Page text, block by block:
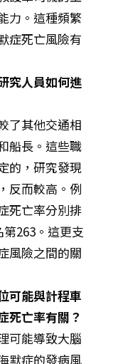
力 。這種頻繁
症死亡風險有
究人員如何進
了其他交通相
船長 。這些職
的 ，研究發現
反而較高 。例
死亡率分別排
263 。這更支
風險之間的關
可能與計程車
死亡率有關？
可能導致大腦
默症的發病風